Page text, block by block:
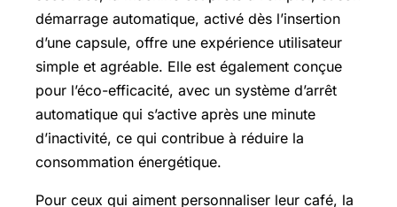
démarrage automatique, activé dès l’insertion
d’une capsule, offre une expérience utilisateur
simple et agréable. Elle est également conçue
pour l’éco-efficacité, avec un système d’arrêt
automatique qui s’active après une minute
d’inactivité, ce qui contribue à réduire la
consommation énergétique.
Pour ceux qui aiment personnaliser leur café, la